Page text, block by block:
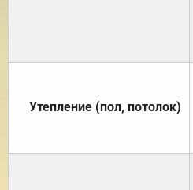
Утепление (пол, потолок)